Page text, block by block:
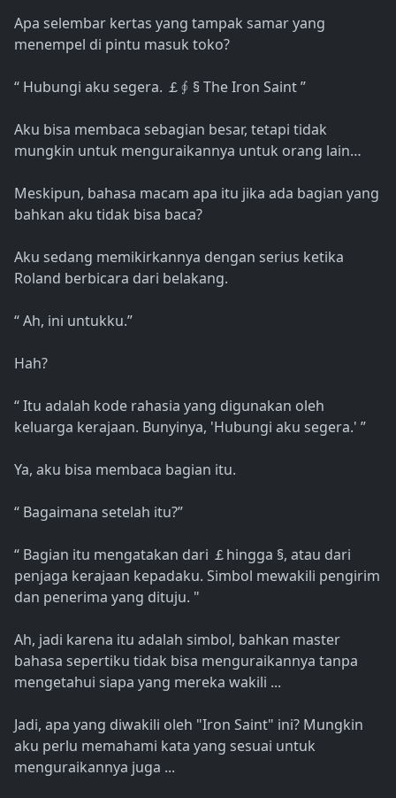
Apa selembar kertas yang tampak samar yang
menempel di pintu masuk toko?
“ Hubungi aku segera. ￡∮ § The Iron Saint ”
Aku bisa membaca sebagian besar, tetapi tidak
mungkin untuk menguraikannya untuk orang lain…
Meskipun, bahasa macam apa itu jika ada bagian yang
bahkan aku tidak bisa baca?
Aku sedang memikirkannya dengan serius ketika
Roland berbicara dari belakang.
“ Ah, ini untukku.”
Hah?
“ Itu adalah kode rahasia yang digunakan oleh
keluarga kerajaan. Bunyinya, 'Hubungi aku segera.' ”
Ya, aku bisa membaca bagian itu.
“ Bagaimana setelah itu?”
“ Bagian itu mengatakan dari ￡hingga §, atau dari
penjaga kerajaan kepadaku. Simbol mewakili pengirim
dan penerima yang dituju. "
Ah, jadi karena itu adalah simbol, bahkan master
bahasa sepertiku tidak bisa menguraikannya tanpa
mengetahui siapa yang mereka wakili ...
Jadi, apa yang diwakili oleh "Iron Saint" ini? Mungkin
aku perlu memahami kata yang sesuai untuk
menguraikannya juga ...